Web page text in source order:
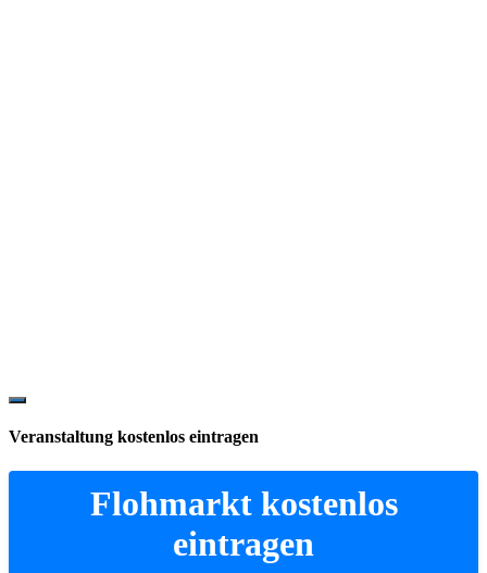
Show
Content
Veranstaltung kostenlos eintragen
Flohmarkt kostenlos
eintragen